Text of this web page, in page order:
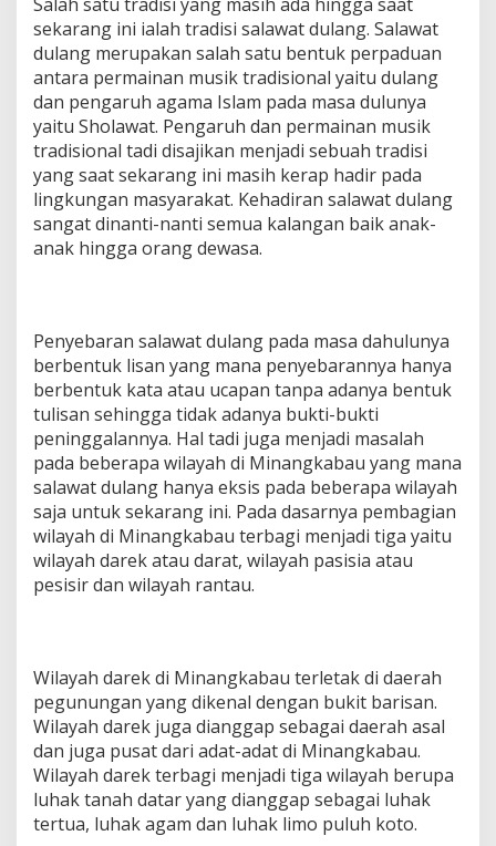
sekarang ini ialah tradisi salawat dulang. Salawat
dulang merupakan salah satu bentuk perpaduan
antara permainan musik tradisional yaitu dulang
dan pengaruh agama Islam pada masa dulunya
yaitu Sholawat. Pengaruh dan permainan musik
tradisional tadi disajikan menjadi sebuah tradisi
yang saat sekarang ini masih kerap hadir pada
lingkungan masyarakat. Kehadiran salawat dulang
sangat dinanti-nanti semua kalangan baik anak-
anak hingga orang dewasa.
Penyebaran salawat dulang pada masa dahulunya
berbentuk lisan yang mana penyebarannya hanya
berbentuk kata atau ucapan tanpa adanya bentuk
tulisan sehingga tidak adanya bukti-bukti
peninggalannya. Hal tadi juga menjadi masalah
pada beberapa wilayah di Minangkabau yang mana
salawat dulang hanya eksis pada beberapa wilayah
saja untuk sekarang ini. Pada dasarnya pembagian
wilayah di Minangkabau terbagi menjadi tiga yaitu
wilayah darek atau darat, wilayah pasisia atau
pesisir dan wilayah rantau.
Wilayah darek di Minangkabau terletak di daerah
pegunungan yang dikenal dengan bukit barisan.
Wilayah darek juga dianggap sebagai daerah asal
dan juga pusat dari adat-adat di Minangkabau.
Wilayah darek terbagi menjadi tiga wilayah berupa
luhak tanah datar yang dianggap sebagai luhak
tertua, luhak agam dan luhak limo puluh koto.